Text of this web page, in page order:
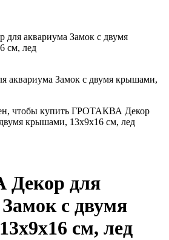
аквариума Замок с двумя
см, лед
чтобы купить ГРОТАКВА Декор
крышами, 13х9х16 см, лед
для
с двумя
см, лед